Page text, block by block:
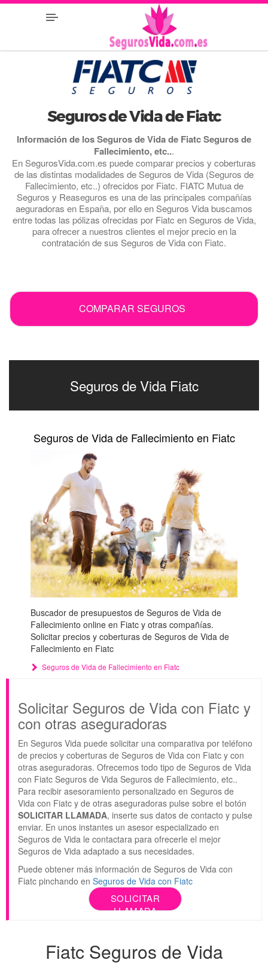
Seguros de Vida de Fiatc
Información de los Seguros de Vida de Fiatc Seguros de
Fallecimiento, etc...
En SegurosVida.com.es puede comparar precios y coberturas
de las distintas modalidades de Seguros de Vida (Seguros de
Fallecimiento, etc..) ofrecidos por Fiatc. FIATC Mutua de
Seguros y Reaseguros es una de las principales compañías
aeguradoras en España, por ello en Seguros Vida buscamos
entre todas las pólizas ofrecidas por Fiatc en Seguros de Vida,
para ofrecer a nuestros clientes el mejor precio en la
contratación de sus Seguros de Vida con Fiatc.
COMPARAR SEGUROS
Seguros de Vida Fiatc
Seguros de Vida de Fallecimiento en Fiatc
Buscador de presupuestos de Seguros de Vida de
Fallecimiento online en Fiatc y otras compañías.
Solicitar precios y coberturas de Seguros de Vida de
Fallecimiento en Fiatc
Seguros de Vida de Fallecimiento en Fiatc
Solicitar Seguros de Vida con Fiatc y
con otras aseguradoras
En Seguros Vida puede solicitar una comparativa por teléfono
de precios y coberturas de Seguros de Vida con Fiatc y con
otras aseguradoras. Ofrecemos todo tipo de Seguros de Vida
con Fiatc Seguros de Vida Seguros de Fallecimiento, etc..
Para recibir asesoramiento personalizado en Seguros de
Vida con Fiatc y de otras aseguradoras pulse sobre el botón
SOLICITAR LLAMADA, inserte sus datos de contacto y pulse
enviar. En unos instantes un asesor especializado en
Seguros de Vida le contactara para ofrecerle el mejor
Seguros de Vida adaptado a sus necesidades.
Puede obtener más información de Seguros de Vida con
Fiatc pinchando en Seguros de Vida con Fiatc
SOLICITAR
LLAMADA
Fiatc Seguros de Vida